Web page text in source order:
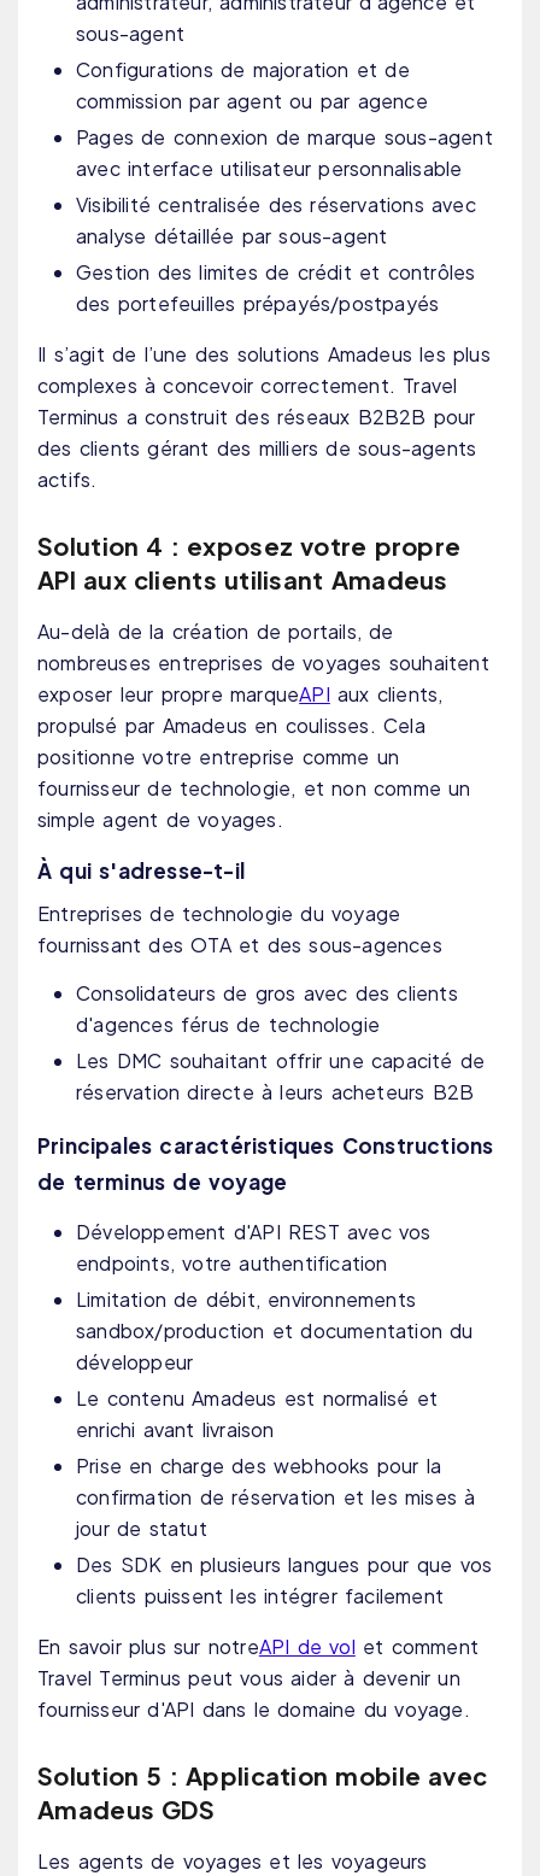
sous-agent
Configurations de majoration et de
commission par agent ou par agence
Pages de connexion de marque sous-agent
avec interface utilisateur personnalisable
Visibilité centralisée des réservations avec
analyse détaillée par sous-agent
Gestion des limites de crédit et contrôles
des portefeuilles prépayés/postpayés
Il s’agit de l’une des solutions Amadeus les plus
complexes à concevoir correctement. Travel
Terminus a construit des réseaux B2B2B pour
des clients gérant des milliers de sous-agents
actifs.
Solution 4 : exposez votre propre
API aux clients utilisant Amadeus
Au-delà de la création de portails, de
nombreuses entreprises de voyages souhaitent
exposer leur propre marqueAPI aux clients,
propulsé par Amadeus en coulisses. Cela
positionne votre entreprise comme un
fournisseur de technologie, et non comme un
simple agent de voyages.
À qui s'adresse-t-il
Entreprises de technologie du voyage
fournissant des OTA et des sous-agences
Consolidateurs de gros avec des clients
d'agences férus de technologie
Les DMC souhaitant offrir une capacité de
réservation directe à leurs acheteurs B2B
Principales caractéristiques Constructions
de terminus de voyage
Développement d'API REST avec vos
endpoints, votre authentification
Limitation de débit, environnements
sandbox/production et documentation du
développeur
Le contenu Amadeus est normalisé et
enrichi avant livraison
Prise en charge des webhooks pour la
confirmation de réservation et les mises à
jour de statut
Des SDK en plusieurs langues pour que vos
clients puissent les intégrer facilement
En savoir plus sur notreAPI de vol et comment
Travel Terminus peut vous aider à devenir un
fournisseur d'API dans le domaine du voyage.
Solution 5 : Application mobile avec
Amadeus GDS
Les agents de voyages et les voyageurs